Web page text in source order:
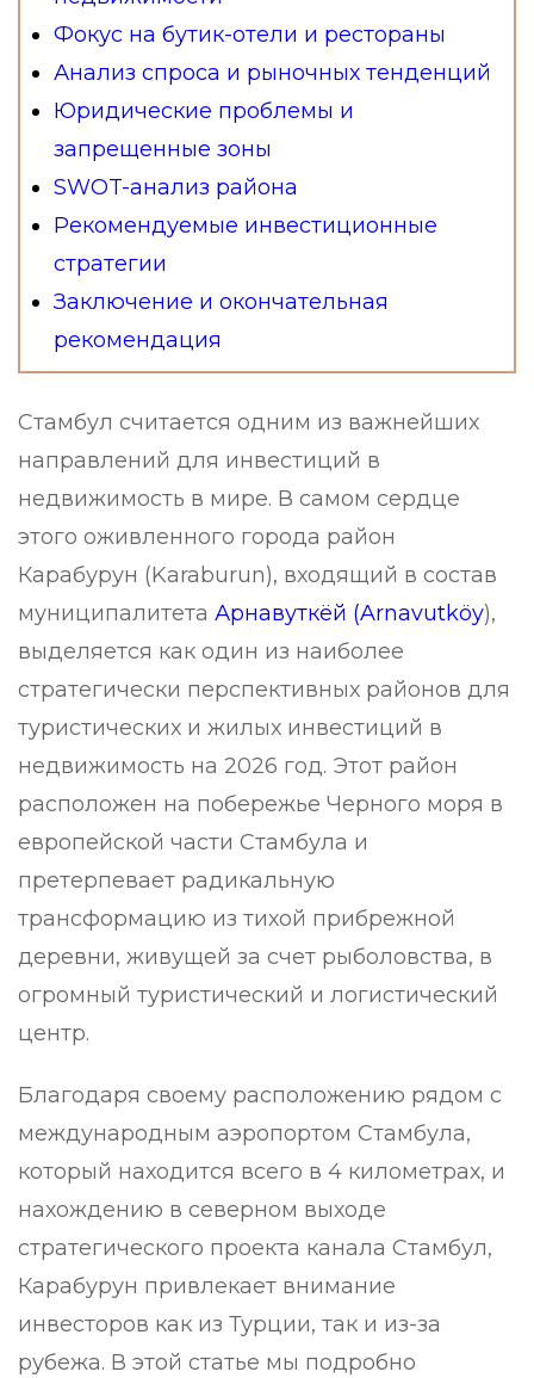
Фокус на бутик-отели и рестораны
Анализ спроса и рыночных тенденций
Юридические проблемы и
запрещенные зоны
SWOT-анализ района
Рекомендуемые инвестиционные
стратегии
Заключение и окончательная
рекомендация
Стамбул считается одним из важнейших
направлений для инвестиций в
недвижимость в мире. В самом сердце
этого оживленного города район
Карабурун (Karaburun), входящий в состав
муниципалитета Арнавуткёй (Arnavutköy),
выделяется как один из наиболее
стратегически перспективных районов для
туристических и жилых инвестиций в
недвижимость на 2026 год. Этот район
расположен на побережье Черного моря в
европейской части Стамбула и
претерпевает радикальную
трансформацию из тихой прибрежной
деревни, живущей за счет рыболовства, в
огромный туристический и логистический
центр.
Благодаря своему расположению рядом с
международным аэропортом Стамбула,
который находится всего в 4 километрах, и
нахождению в северном выходе
стратегического проекта канала Стамбул,
Карабурун привлекает внимание
инвесторов как из Турции, так и из-за
рубежа. В этой статье мы подробно